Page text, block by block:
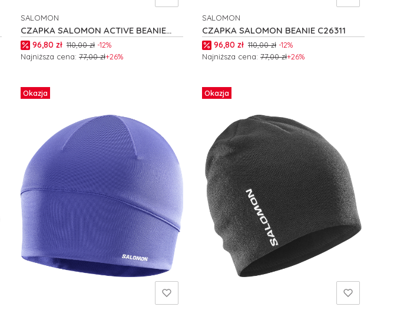
CZAPKA SALOMON ACTIVE BEANIE
C26321
PRODUCENT
SALOMON
Cena promocyjna
96,80 zł 110,00 zł -12%
Najniższa cena: 77,00 zł+26%
CZAPKA SALOMON BEANIE C26311
PRODUCENT
SALOMON
Cena promocyjna
96,80 zł 110,00 zł -12%
Najniższa cena: 77,00 zł+26%
Okazja Okazja